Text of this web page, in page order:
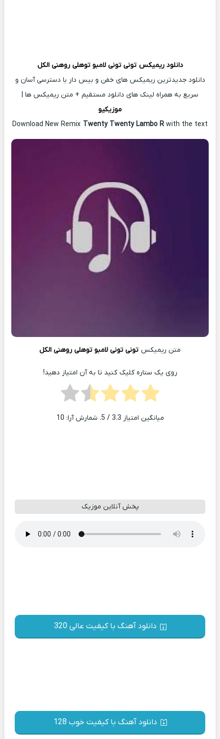
دانلود ریمیکس تونی تونی لامبو توهلی روهنی الکل
دانلود جدیدترین ریمیکس های خفن و بیس دار با دسترسی آسان و
سریع به همراه لینک های دانلود مستقیم + متن ریمیکس ها |
موزیکیو
Download New Remix Twenty Twenty Lambo R with the text
متن ریمیکس تونی تونی لامبو توهلی روهنی الکل
روی یک ستاره کلیک کنید تا به آن امتیاز دهید!
میانگین امتیاز 3.3 / 5. شمارش آرا: 10
پخش آنلاین موزیک
دانلود آهنگ با کیفیت عالی 320
دانلود آهنگ با کیفیت خوب 128